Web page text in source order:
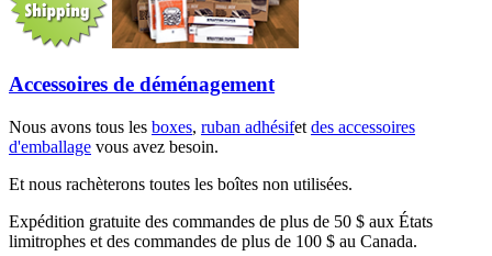
Accessoires de déménagement
Nous avons tous les boxes, ruban adhésifet des accessoires
d'emballage vous avez besoin.
Et nous rachèterons toutes les boîtes non utilisées.
Expédition gratuite des commandes de plus de 50 $ aux États
limitrophes et des commandes de plus de 100 $ au Canada.